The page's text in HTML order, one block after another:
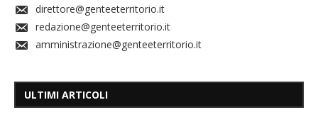
direttore@genteeterritorio.it
redazione@genteeterritorio.it
amministrazione@genteeterritorio.it
ULTIMI ARTICOLI